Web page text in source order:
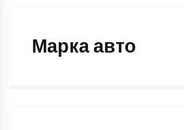
Марка авто